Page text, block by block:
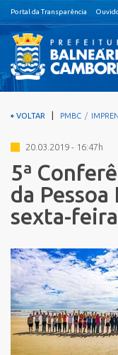
Portal da Transparência
VOLTAR PMBC
20.03.2019 - 16:47h
5ª
da Pessoa
sexta-feira